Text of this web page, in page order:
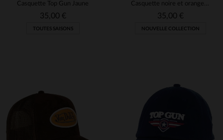
TAILLES DISPONIBLES
TU
Casquette Top Gun Jaune
35,00 €
TOUTES SAISONS
TAILLES DISPONIBLES
TU
Casquette noire et orange avec badge brodé
35,00 €
NOUVELLE COLLECTION